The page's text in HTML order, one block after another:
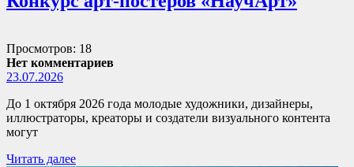
Просмотров: 18
Нет комментариев
23.07.2026
До 1 октября 2026 года молодые художники, дизайнеры,
иллюстраторы, креаторы и создатели визуального контента
могут
Читать далее